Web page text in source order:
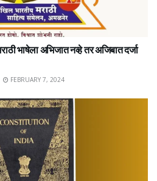
भाषेला अभिजात नव्हे तर अजिबात दर्जा
FEBRUARY 7, 2024